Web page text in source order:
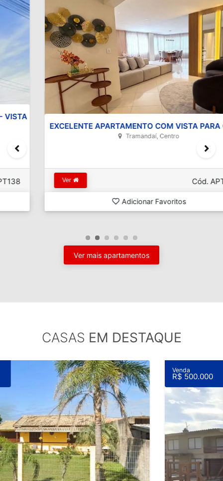
EXCELENTE APARTAMENTO COM VISTA PARA O MAR
Tramandaí, Centro
Cód. APT106D
Adicionar Favoritos
Ver mais apartamentos
CASAS EM DESTAQUE